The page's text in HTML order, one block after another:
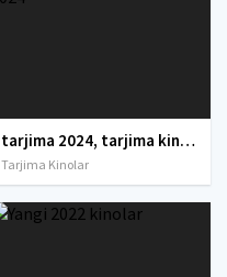
tarjima 2024, tarjima kinolar 2024, uzbek tarjima 2024, tarjima kinolar tilida tilida 2024, uzbek tilida tarjima 2024, kino tarjima 2024, uzbek tarjima kinolar 2024, tarjima kinolar 2024 uzbek tilida, tarjima kinolar 2024 o zbek, tarjima kinolar 2024
Tarjima Kinolar